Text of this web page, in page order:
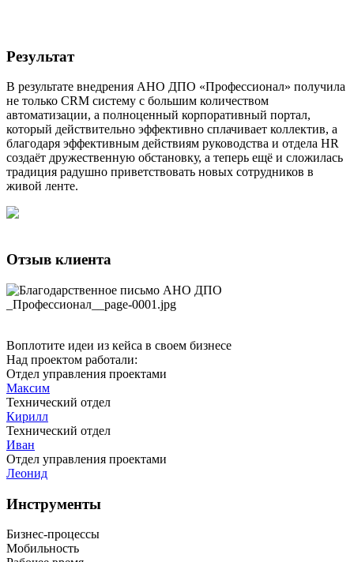
Результат
В результате внедрения АНО ДПО «Профессионал» получила
не только CRM систему с большим количеством
автоматизации, а полноценный корпоративный портал,
который действительно эффективно сплачивает коллектив, а
благодаря эффективным действиям руководства и отдела HR
создаёт дружественную обстановку, а теперь ещё и сложилась
традиция радушно приветствовать новых сотрудников в
живой ленте.
Отзыв клиента
Воплотите идеи из кейса в своем бизнесе
Над проектом работали:
Отдел управления проектами
Максим
Технический отдел
Кирилл
Технический отдел
Иван
Отдел управления проектами
Леонид
Инструменты
Бизнес-процессы
Мобильность